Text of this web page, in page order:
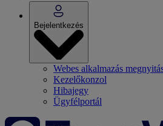
Bejelentkezés
Webes alkalmazás
Kezelőkonzol
Hibajegy
Ügyfélportál